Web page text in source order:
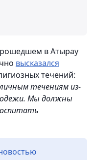
в Атырау
высказался
течений:
течениям из-
Мы должны